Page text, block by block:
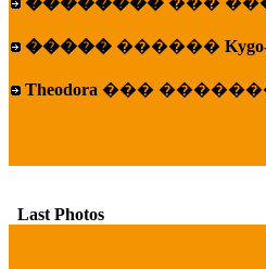
����� ������
Theodora ���
Last Photos